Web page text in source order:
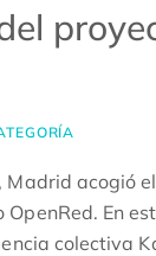
Madrid acogió
En
colectiva